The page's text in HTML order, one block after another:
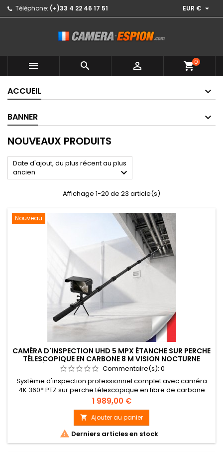
Téléphone: (+)33 4 22 46 17 51 EUR € 
   shopping_cart0
ACCUEIL
BANNER
NOUVEAUX PRODUITS
Date d'ajout, du plus récent au plus
ancien

Affichage 1-20 de 23 article(s)
Nouveau
CAMÉRA D'INSPECTION UHD 5 MPX ÉTANCHE SUR PERCHE
TÉLESCOPIQUE EN CARBONE 8 M VISION NOCTURNE
ÉCRAN TACTILE ENREGISTREUR 7 POUCES
Commentaire(s): 0
Système d'inspection professionnel complet avec caméra
4K 360° PTZ sur perche télescopique en fibre de carbone
ultra-légère (jusqu'à 5 mètres), écran tactile 7" HD, audio
bidirectionnel, et vision nocturne. Batterie longue autonomie
jusqu'à 8 heures en fonctionnement. Idéal pour les
inspections techniques dans les zones difficiles d'accès.
Prix
1 989,00 €
 Ajouter au panier
 Derniers articles en stock